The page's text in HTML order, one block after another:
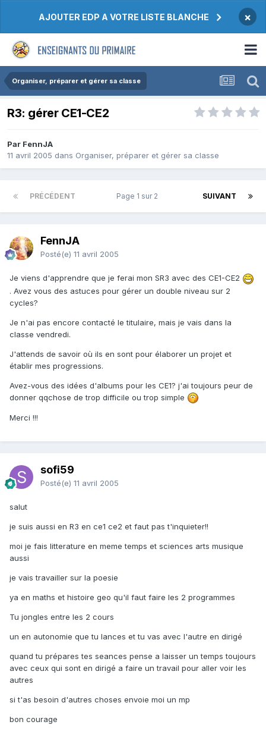
AJOUTER EDP A VOTRE LISTE BLANCHE ×
Organiser, préparer et gérer sa classe
R3: gérer CE1-CE2
Par FennJA
11 avril 2005 dans Organiser, préparer et gérer sa classe
PRÉCÉDENT SUIVANT
Page 1 sur 2
FennJA
Posté(e) 11 avril 2005
Je viens d'apprendre que je ferai mon SR3 avec des CE1-CE2
. Avez vous des astuces pour gérer un double niveau sur 2
cycles?
Je n'ai pas encore contacté le titulaire, mais je vais dans la
classe vendredi.
J'attends de savoir où ils en sont pour élaborer un projet et
établir mes progressions.
Avez-vous des idées d'albums pour les CE1? j'ai toujours peur de
donner qqchose de trop difficile ou trop simple
Merci !!!
sofi59
Posté(e) 11 avril 2005
salut
je suis aussi en R3 en ce1 ce2 et faut pas t'inquieter!!
moi je fais litterature en meme temps et sciences arts musique
aussi
je vais travailler sur la poesie
ya en maths et histoire geo qu'il faut faire les 2 programmes
Tu jongles entre les 2 cours
un en autonomie que tu lances et tu vas avec l'autre en dirigé
quand tu prépares tes seances pense a laisser un temps toujours
avec ceux qui sont en dirigé a faire un travail pour aller voir les
autres
si t'as besoin d'autres choses envoie moi un mp
bon courage